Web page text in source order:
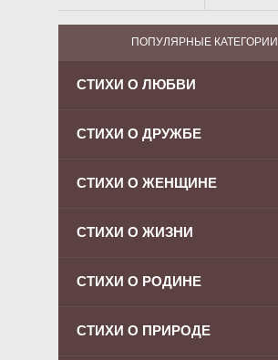
ПОПУЛЯРНЫЕ КАТЕГОРИИ
СТИХИ О ЛЮБВИ
СТИХИ О ДРУЖБЕ
СТИХИ О ЖЕНЩИНЕ
СТИХИ О ЖИЗНИ
СТИХИ О РОДИНЕ
СТИХИ О ПРИРОДЕ